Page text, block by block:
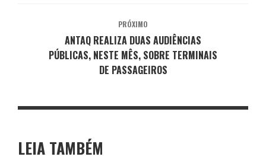
PRÓXIMO
ANTAQ REALIZA DUAS AUDIÊNCIAS
PÚBLICAS, NESTE MÊS, SOBRE TERMINAIS
DE PASSAGEIROS
LEIA TAMBÉM